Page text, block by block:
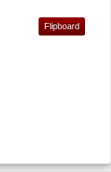
Flipboard